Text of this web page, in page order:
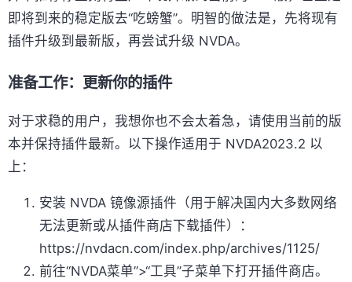
即将到来的稳定版去“吃螃蟹”。明智的做法是，先将现有
插件升级到最新版，再尝试升级 NVDA。
准备工作：更新你的插件
对于求稳的用户，我想你也不会太着急，请使用当前的版
本并保持插件最新。以下操作适用于 NVDA2023.2 以
上：
安装 NVDA 镜像源插件（用于解决国内大多数网络
无法更新或从插件商店下载插件）：
https://nvdacn.com/index.php/archives/1125/
前往“NVDA菜单”>“工具”子菜单下打开插件商店。